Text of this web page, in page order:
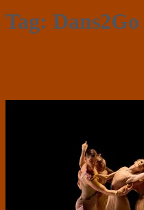
Tag: Dans2Go